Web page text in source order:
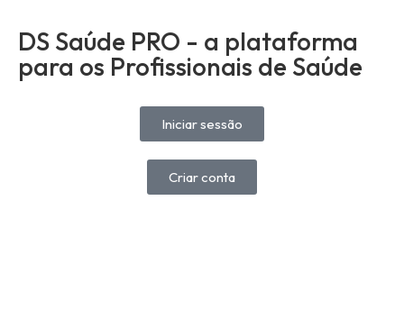
DS Saúde PRO - a plataforma
para os Profissionais de Saúde
Iniciar sessão
Criar conta